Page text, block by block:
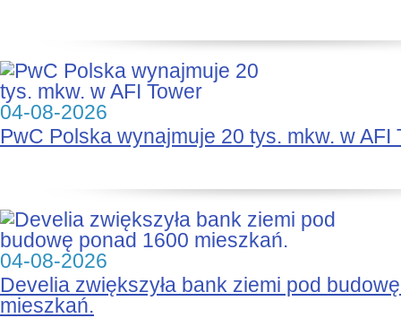
04-08-2026
PwC Polska wynajmuje 20 tys. mkw. w AFI
04-08-2026
Develia zwiększyła bank ziemi pod
mieszkań.